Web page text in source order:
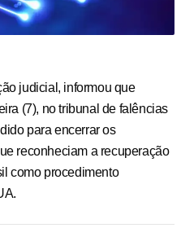
judicial, informou que
(7), no tribunal de falências
para encerrar os
reconheciam a recuperação
como procedimento